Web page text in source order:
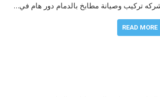
تركيب وصيانة مطابخ بالدمام دور هام في…
READ MORE